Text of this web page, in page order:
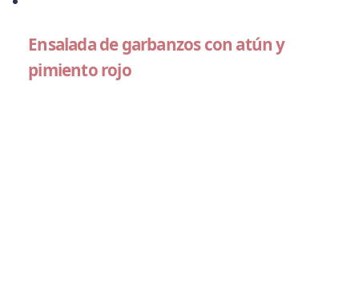
Ensalada de garbanzos con atún y
pimiento rojo